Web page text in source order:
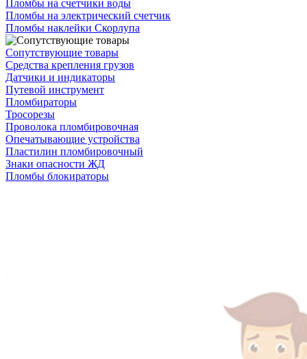
Пломбы на счетчики воды
Пломбы на электрический счетчик
Пломбы наклейки Скорлупа
Сопутствующие товары
Средства крепления грузов
Датчики и индикаторы
Путевой инструмент
Пломбираторы
Тросорезы
Проволока пломбировочная
Опечатывающие устройства
Пластилин пломбировочный
Знаки опасности ЖД
Пломбы блокираторы